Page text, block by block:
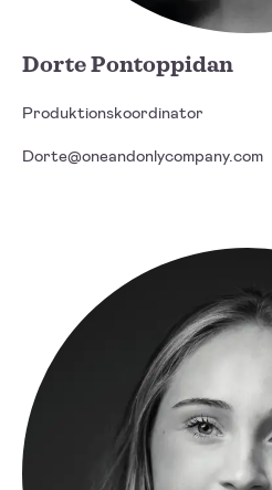
Dorte Pontoppidan
Produktionskoordinator
Dorte@oneandonlycompany.com